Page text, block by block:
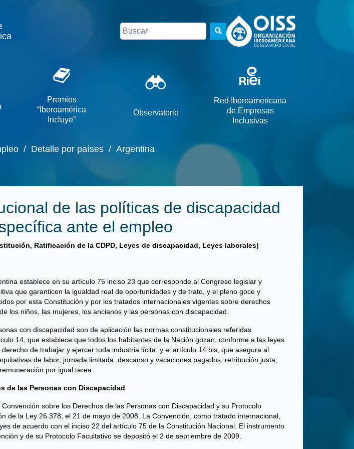
Buscar
Premios
“Iberoamérica
Incluye”
Observatorio
Red Iberoamericana
de Empresas
Inclusivas
/ Detalle por países / Argentina
de las políticas de discapacidad
ante el empleo
Ratificación de la CDPD, Leyes de discapacidad, Leyes laborales)
establece en su artículo 75 inciso 23 que corresponde al Congreso legislar y
que garanticen la igualdad real de oportunidades y de trato, y el pleno goce y
por esta Constitución y por los tratados internacionales vigentes sobre derechos
los niños, las mujeres, los ancianos y las personas con discapacidad.
con discapacidad son de aplicación las normas constitucionales referidas
14, que establece que todos los habitantes de la Nación gozan, conforme a las leyes
de trabajar y ejercer toda industria lícita; y el artículo 14 bis, que asegura al
de labor, jornada limitada, descanso y vacaciones pagados, retribución justa,
por igual tarea.
de las Personas con Discapacidad
sobre los Derechos de las Personas con Discapacidad y su Protocolo
de la Ley 26.378, el 21 de mayo de 2008. La Convención, como tratado internacional,
de acuerdo con el inciso 22 del artículo 75 de la Constitución Nacional. El instrumento
y de su Protocolo Facultativo se depositó el 2 de septiembre de 2009.